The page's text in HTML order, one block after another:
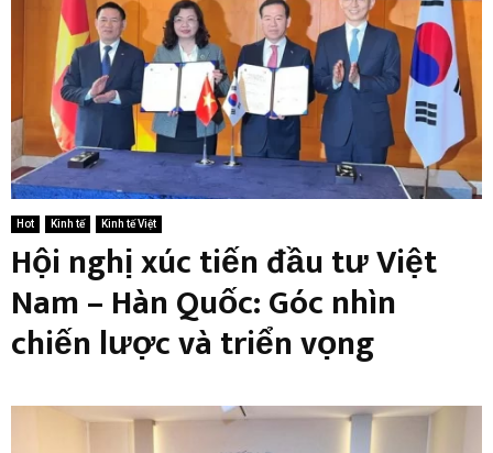
Hot Kinh tế Kinh tế Việt
Hội nghị xúc tiến đầu tư Việt
Nam – Hàn Quốc: Góc nhìn
chiến lược và triển vọng